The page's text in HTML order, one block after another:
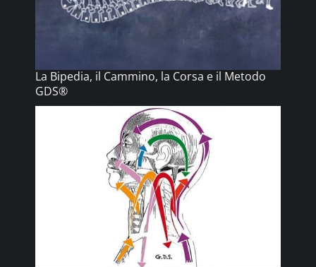
La Bipedia, il Cammino, la Corsa e il Metodo
GDS®